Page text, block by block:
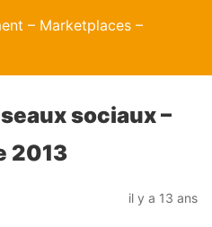
– Marketplaces –
sociaux –
2013
il y a 13 ans